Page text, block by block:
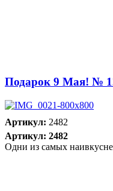
Подарок 9 Мая! №
Артикул: 2482
Артикул: 2482
Одни из самых